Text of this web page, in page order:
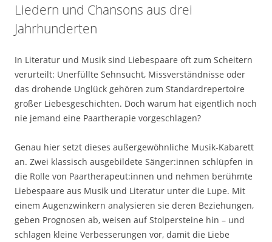
Liedern und Chansons aus drei
Jahrhunderten
In Literatur und Musik sind Liebespaare oft zum Scheitern
verurteilt: Unerfüllte Sehnsucht, Missverständnisse oder
das drohende Unglück gehören zum Standardrepertoire
großer Liebesgeschichten. Doch warum hat eigentlich noch
nie jemand eine Paartherapie vorgeschlagen?
Genau hier setzt dieses außergewöhnliche Musik-Kabarett
an. Zwei klassisch ausgebildete Sänger:innen schlüpfen in
die Rolle von Paartherapeut:innen und nehmen berühmte
Liebespaare aus Musik und Literatur unter die Lupe. Mit
einem Augenzwinkern analysieren sie deren Beziehungen,
geben Prognosen ab, weisen auf Stolpersteine hin – und
schlagen kleine Verbesserungen vor, damit die Liebe